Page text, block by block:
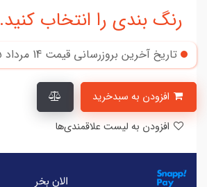
رنگ بندی را انتخاب کنید.
تاریخ آخرین بروزرسانی قیمت 14 مرداد 1405